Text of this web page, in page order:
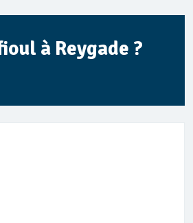
à Reygade ?